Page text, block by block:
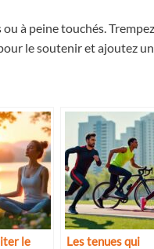
à peine touchés. Trempez
le soutenir et ajoutez
le
Les tenues qui